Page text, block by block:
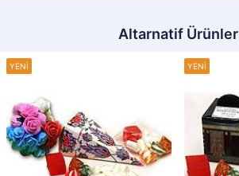
Altarnatif Ürünler